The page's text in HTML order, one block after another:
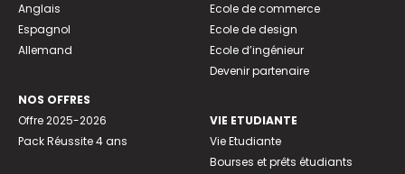
Anglais
Espagnol
Allemand
NOS OFFRES
Offre 2025-2026
Pack Réussite 4 ans
Ecole de commerce
Ecole de design
Ecole d’ingénieur
Devenir partenaire
VIE ETUDIANTE
Vie Etudiante
Bourses et prêts étudiants